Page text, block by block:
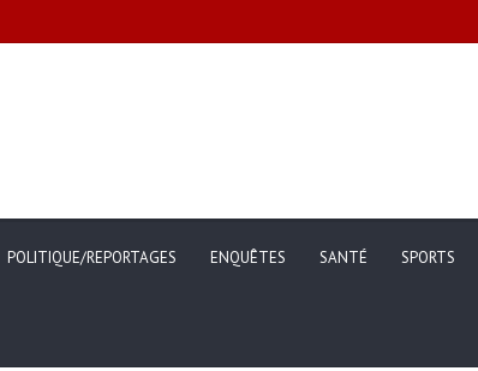
de pauvreté et des conditions de vie des ménages
POLITIQUE/REPORTAGES ENQUÊTES SANTÉ SPORTS